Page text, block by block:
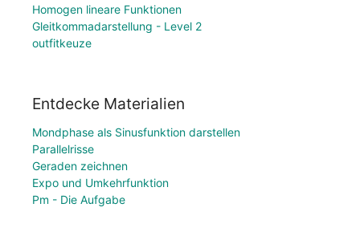
Homogen lineare Funktionen
Gleitkommadarstellung - Level 2
outfitkeuze
Entdecke Materialien
Mondphase als Sinusfunktion darstellen
Parallelrisse
Geraden zeichnen
Expo und Umkehrfunktion
Pm - Die Aufgabe